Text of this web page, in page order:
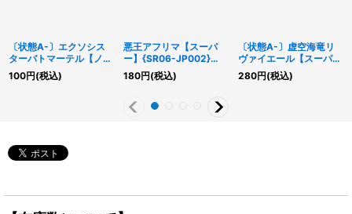
〔状態A-〕エクソシス
ターバトマーテル【ノー
マル】{BPRO-JP066}
《魔法》
100円(税込)
悪王アフリマ【スーパ
ー】{SR06-JP002}
《モンスター》
180円(税込)
〔状態A-〕虚空海竜リ
ヴァイエール【スーパ
ー】{TRC1-JP039}《エ
クシーズ》
280円(税込)